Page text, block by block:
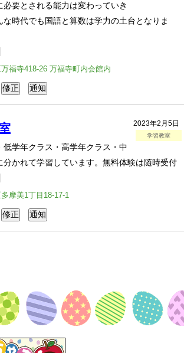
必要とされる能力は変わっていき
な時代でも国語と算数は学力の土台となりま
福寺418-26 万福寺町内会館内
2023年2月5日
学習教室
低学年クラス・高学年クラス・中
分かれて学習しています。無料体験は随時受付
摩美1丁目18-17-1